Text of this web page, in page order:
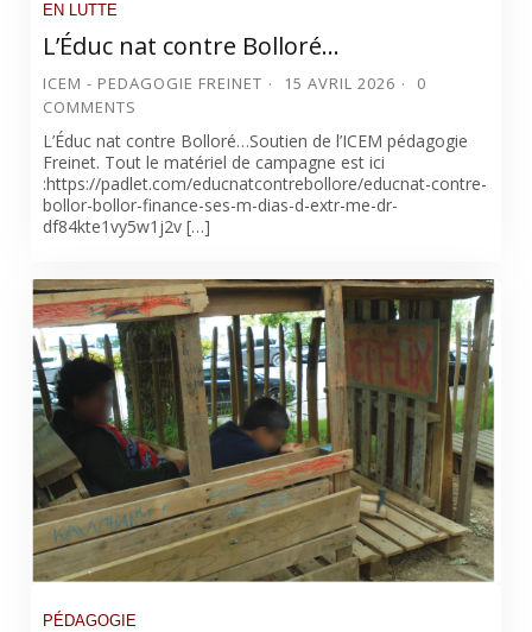
EN LUTTE
L’Éduc nat contre Bolloré…
ICEM - PEDAGOGIE FREINET 15 AVRIL 2026
0
COMMENTS
L’Éduc nat contre Bolloré…Soutien de l’ICEM pédagogie
Freinet. Tout le matériel de campagne est ici
:https://padlet.com/educnatcontrebollore/educnat-contre-
bollor-bollor-finance-ses-m-dias-d-extr-me-dr-
df84kte1vy5w1j2v […]
PÉDAGOGIE